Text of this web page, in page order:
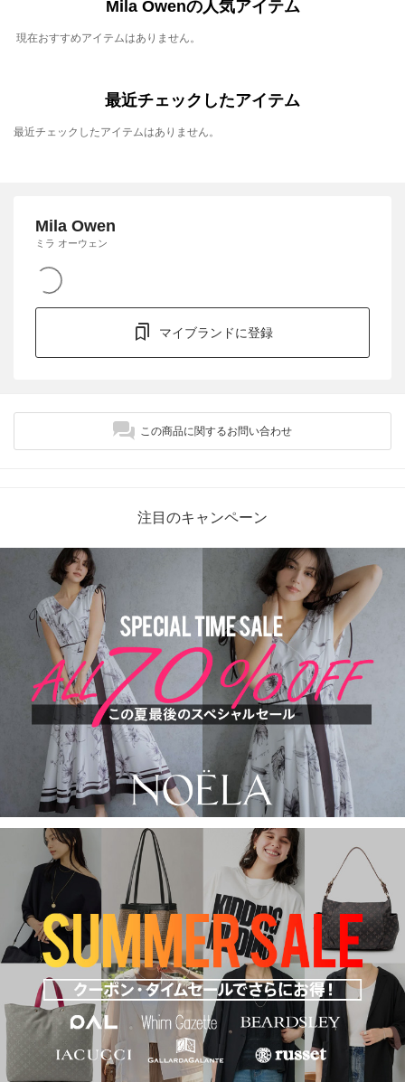
Mila Owenの人気アイテム
現在おすすめアイテムはありません。
最近チェックしたアイテム
最近チェックしたアイテムはありません。
Mila Owen
ミラ オーウェン
マイブランドに登録
この商品に関するお問い合わせ
注目のキャンペーン